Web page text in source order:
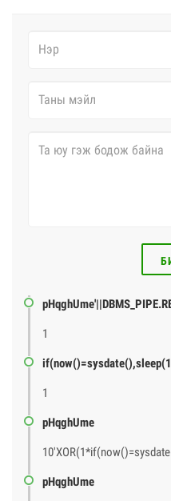
1
1
pHqghUme
pHqghUme